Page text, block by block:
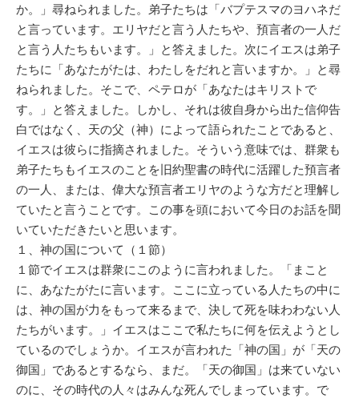
か。」尋ねられました。弟子たちは「バプテスマのヨハネだ
と言っています。エリヤだと言う人たちや、預言者の一人だ
と言う人たちもいます。」と答えました。次にイエスは弟子
たちに「あなたがたは、わたしをだれと言いますか。」と尋
ねられました。そこで、ペテロが「あなたはキリストで
す。」と答えました。しかし、それは彼自身から出た信仰告
白ではなく、天の父（神）によって語られたことであると、
イエスは彼らに指摘されました。そういう意味では、群衆も
弟子たちもイエスのことを旧約聖書の時代に活躍した預言者
の一人、または、偉大な預言者エリヤのような方だと理解し
ていたと言うことです。この事を頭において今日のお話を聞
いていただきたいと思います。
１、神の国について（１節）
１節でイエスは群衆にこのように言われました。「まこと
に、あなたがたに言います。ここに立っている人たちの中に
は、神の国が力をもって来るまで、決して死を味わわない人
たちがいます。」イエスはここで私たちに何を伝えようとし
ているのでしょうか。イエスが言われた「神の国」が「天の
御国」であるとするなら、まだ。「天の御国」は来ていない
のに、その時代の人々はみんな死んでしまっています。で